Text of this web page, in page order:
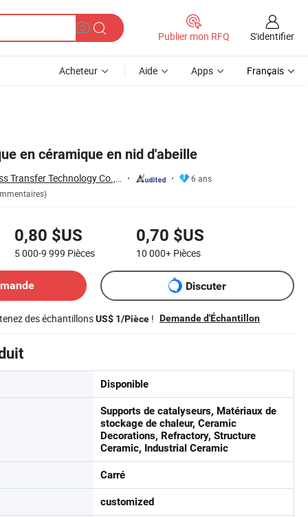
Publier mon RFQ S'identifier
Acheteur Aide Apps Français
en céramique en nid d'abeille
Jiangxi Ayrtter Mass Transfer Technology Co., Ltd.
6 ans
0,80 $US
5 000-9 999 Pièces
0,70 $US
10 000+ Pièces
Discuter
des échantillonsUS$ 1/Pièce ! Demande d'Échantillon
Disponible
Supports de catalyseurs, Matériaux de
stockage de chaleur, Ceramic
Decorations, Refractory, Structure
Ceramic, Industrial Ceramic
Carré
customized